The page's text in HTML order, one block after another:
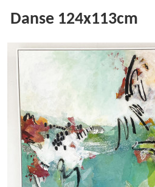
Danse 124x113cm